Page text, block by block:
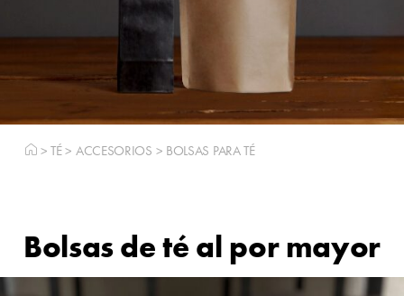
>TÉ> ACCESORIOS > BOLSAS PARA TÉ
Bolsas de té al por mayor